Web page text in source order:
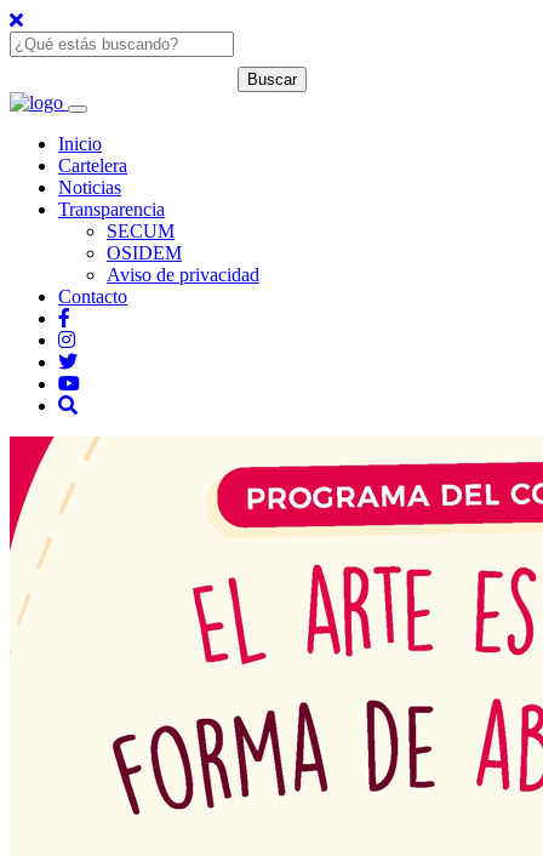
Inicio
Cartelera
Noticias
Transparencia
SECUM
OSIDEM
Aviso de privacidad
Contacto